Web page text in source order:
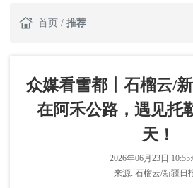
首页 / 推荐
众媒看雪都丨石榴云/
在阿禾公路，遇见托
天！
2026年06月23日
来源:石榴云/新疆日